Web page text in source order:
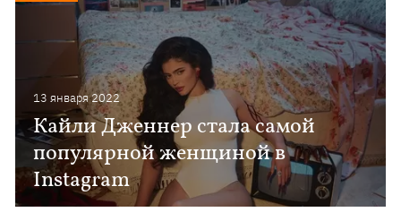
13 января 2022
Кайли Дженнер стала самой
популярной женщиной в
Instagram